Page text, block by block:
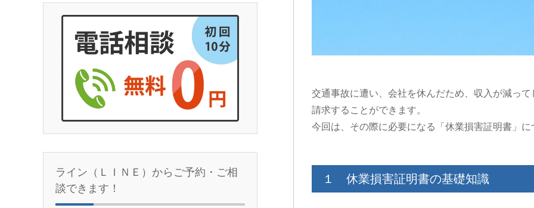
交通事故に遭い、会社を休んだため、収入が減っ
請求することができます。
今回は、その際に必要になる「休業損害証明書」
１ 休業損害証明書の基礎知識
ライン（ＬＩＮＥ）からご予約・ご相
談できます！